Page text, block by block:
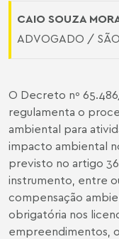
CAIO SOUZA
ADVOGADO /
O Decreto nº
regulamenta o
ambiental para
impacto ambiental
previsto no artigo
instrumento, entre
compensação
obrigatória nos
empreendimentos,